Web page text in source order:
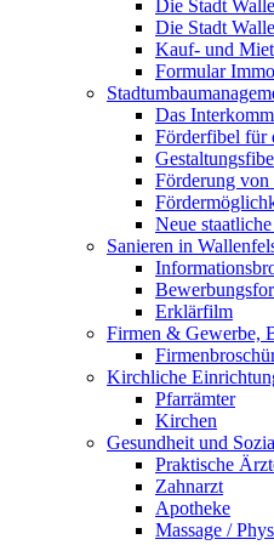
Die Stadt
Die Stadt
Kauf- und
Formular
Das
Förderfibel für
Förderung von
Neue
Sanieren in
Erklärfilm
Firmen & Gewerbe,
Kirchliche
Pfarrämter
Kirchen
Gesundheit und
Praktische
Zahnarzt
Apotheke
Massage /